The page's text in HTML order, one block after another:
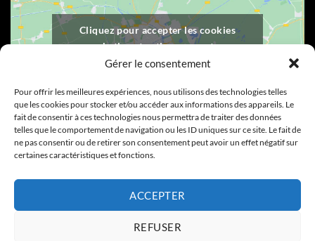
Gérer le consentement
Pour offrir les meilleures expériences, nous utilisons des technologies telles
que les cookies pour stocker et/ou accéder aux informations des appareils. Le
fait de consentir à ces technologies nous permettra de traiter des données
telles que le comportement de navigation ou les ID uniques sur ce site. Le fait de
ne pas consentir ou de retirer son consentement peut avoir un effet négatif sur
certaines caractéristiques et fonctions.
ACCEPTER
REFUSER
Cliquez pour accepter les cookies
marketing et activer ce contenu
Copyright 2026 ©Chatillon Chocolat - Une réalisationDigital
Ouest Quimper Conception de sites internet et référencement